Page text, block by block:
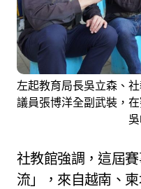
左起教育局長吳立森、
議員張博洋全副武裝，
社教館強調，這屆
流」，來自越南、